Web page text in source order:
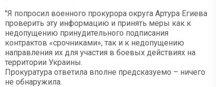
"Я попросил военного прокурора округа Артура Егиева
проверить эту информацию и принять меры как к
недопущению принудительного подписания
контрактов «срочниками», так и к недопущению
направления их для участия в боевых действиях на
территории Украины.
Прокуратура ответила вполне предсказуемо – ничего
не обнаружила.